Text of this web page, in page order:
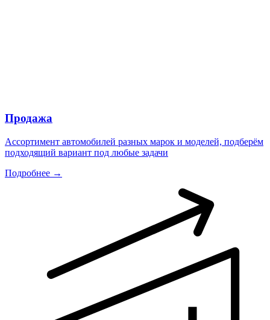
Продажа
Ассортимент автомобилей разных марок и моделей, подберём
подходящий вариант под любые задачи
Подробнее →